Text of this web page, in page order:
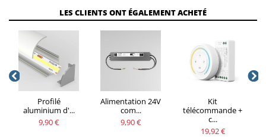
LES CLIENTS ONT ÉGALEMENT ACHETÉ
Profilé
aluminium d'...
9,90 €
Alimentation 24V
com...
9,90 €
Kit
télécommande +
c...
19,92 €